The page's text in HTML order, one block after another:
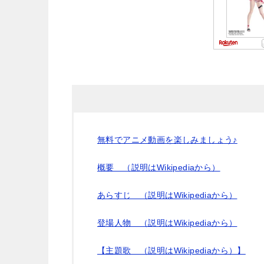
無料でアニメ動画を楽しみましょう♪
概要 （説明はWikipediaから）
あらすじ （説明はWikipediaから）
登場人物 （説明はWikipediaから）
【主題歌 （説明はWikipediaから）】